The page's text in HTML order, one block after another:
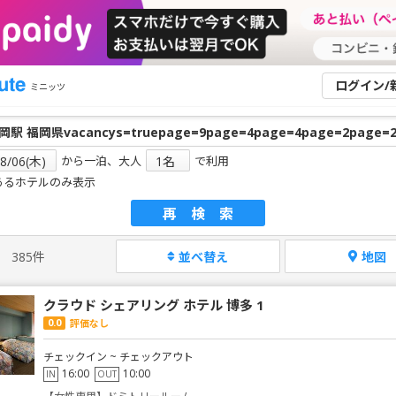
ミニッツ ログイン/
から一泊、大人
で利用
るホテルのみ表示
再検索
385件 並べ替え 地図
クラウド シェアリング ホテル 博多 1
0.0 評価なし
チェックイン ~ チェックアウト
IN 16:00 OUT 10:00